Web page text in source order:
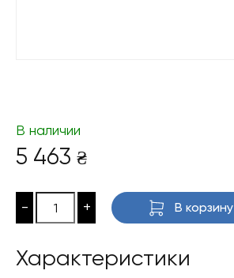
В наличии
5 463 ₴
- + В корзину
Характеристики